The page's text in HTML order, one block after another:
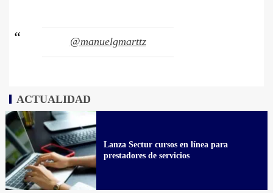
@manuelgmarttz
ACTUALIDAD
Lanza Sectur cursos en línea para
prestadores de servicios